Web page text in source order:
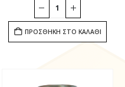
ΠΡΟΣΘΉΚΗ ΣΤΟ ΚΑΛΆΘΙ